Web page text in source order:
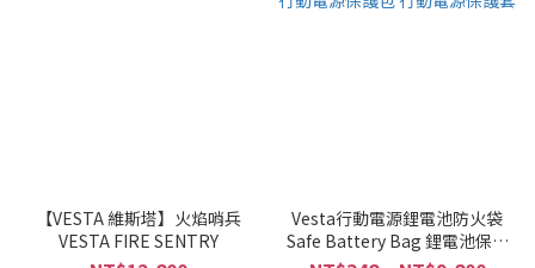
【VESTA 維斯塔】火焰哨兵
VESTA FIRE SENTRY
Vesta行動電源鋰電池防火袋
Safe Battery Bag 鋰電池保護
包 行動電源保護包 行動電源保